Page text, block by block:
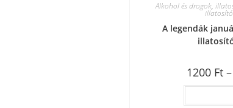
Alkohol és drogok,
A legendák
1200 Ft–